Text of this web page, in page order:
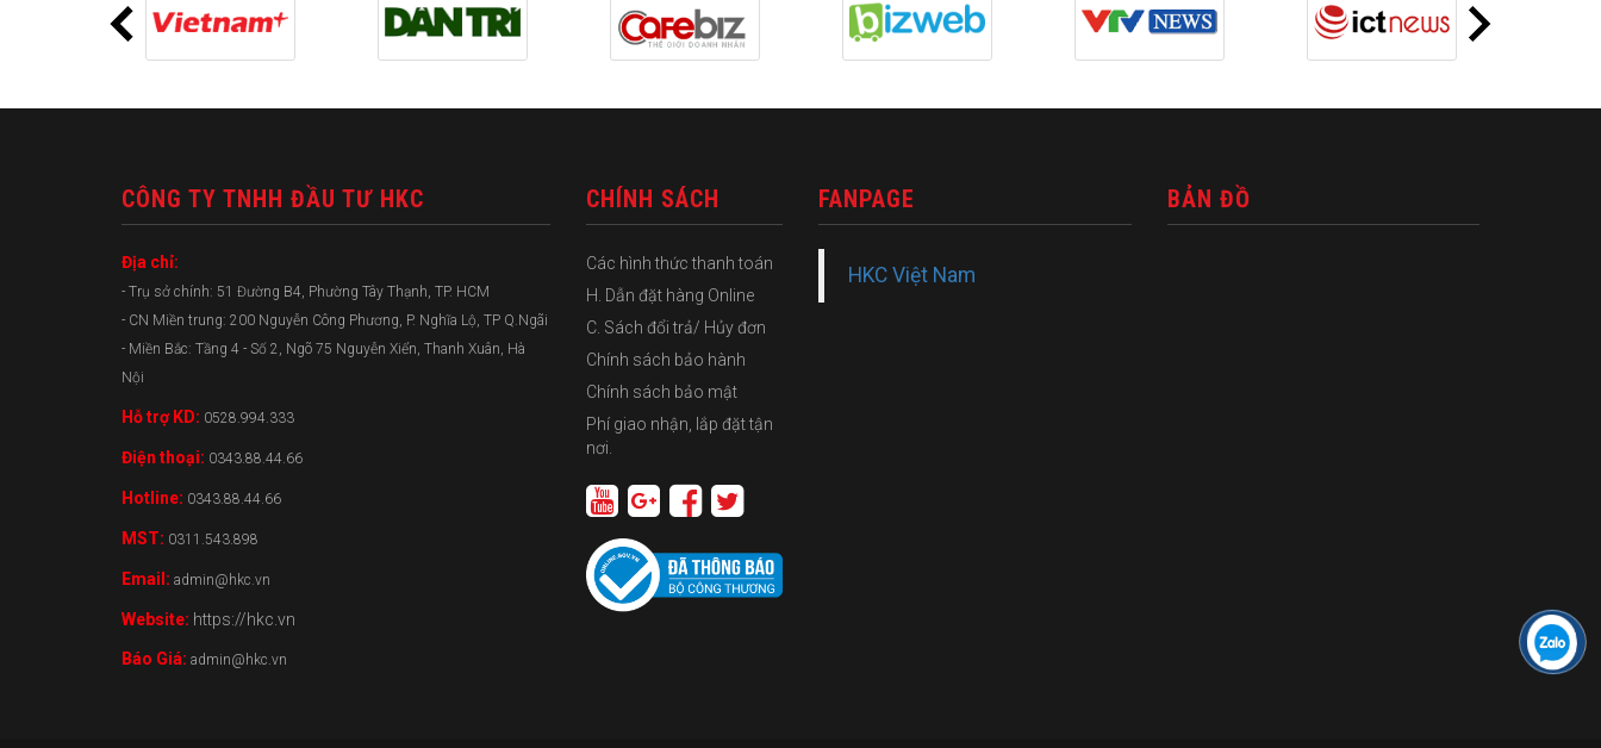
CÔNG TY TNHH ĐẦU TƯ HKC
Địa chỉ:
- Trụ sở chính: 51 Đường B4, Phường Tây Thạnh, TP. HCM
- CN Miền trung: 200 Nguyễn Công Phương, P. Nghĩa Lộ, TP Q.Ngãi
- Miền Bắc: Tầng 4 - Số 2, Ngõ 75 Nguyễn Xiển, Thanh Xuân, Hà
Nội
Hỗ trợ KD: 0528.994.333
Điện thoại: 0343.88.44.66
Hotline: 0343.88.44.66
MST: 0311.543.898
Email: admin@hkc.vn
Website: https://hkc.vn
Báo Giá: admin@hkc.vn
CHÍNH SÁCH
Các hình thức thanh toán
H. Dẫn đặt hàng Online
C. Sách đổi trả/ Hủy đơn
Chính sách bảo hành
Chính sách bảo mật
Phí giao nhận, lắp đặt tận
nơi.
FANPAGE
HKC Việt Nam
BẢN ĐỒ